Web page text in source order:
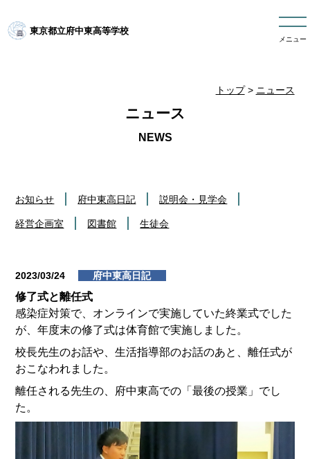
東京都立府中東高等学校
メニュー
トップ> ニュース
ニュース
お知らせ 府中東高日記 説明会・見学会
経営企画室 図書館 生徒会
2023/03/24 府中東高日記
修了式と離任式
感染症対策で、オンラインで実施していた終業式でした
が、年度末の修了式は体育館で実施しました。
校長先生のお話や、生活指導部のお話のあと、離任式が
おこなわれました。
離任される先生の、府中東高での「最後の授業」でし
た。